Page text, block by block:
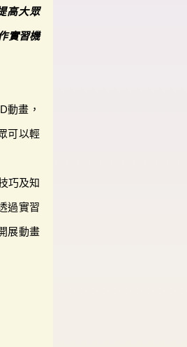
高大眾
實習機
動畫，
可以輕
巧及知
過實習
展動畫